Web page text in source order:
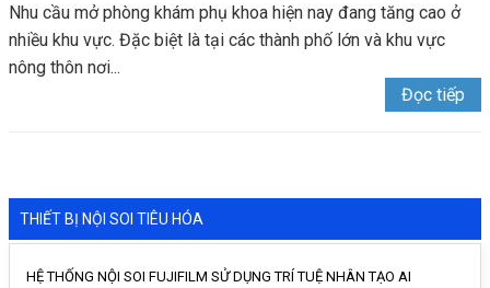
THIẾT BỊ NỘI SOI TIÊU HÓA
HỆ THỐNG NỘI SOI FUJIFILM SỬ DỤNG TRÍ TUỆ NHÂN TẠO AI
Nhu cầu mở phòng khám phụ khoa hiện nay đang tăng cao ở
nhiều khu vực. Đặc biệt là tại các thành phố lớn và khu vực
nông thôn nơi...
Đọc tiếp